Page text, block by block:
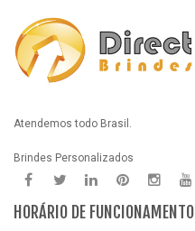
Atendemos todo Brasil.
Brindes Personalizados
HORÁRIO DE FUNCIONAMENTO